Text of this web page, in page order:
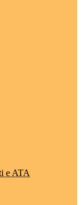
e ATA